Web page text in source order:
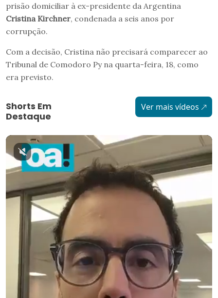
prisão domiciliar à ex-presidente da Argentina
Cristina Kirchner, condenada a seis anos por
corrupção.
Com a decisão, Cristina não precisará comparecer ao
Tribunal de Comodoro Py na quarta-feira, 18, como
era previsto.
Shorts Em
Destaque
Ver mais vídeos